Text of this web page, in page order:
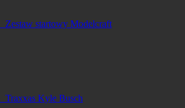
Zestaw startowy Modelcraft
Traxxas Kyle Busch